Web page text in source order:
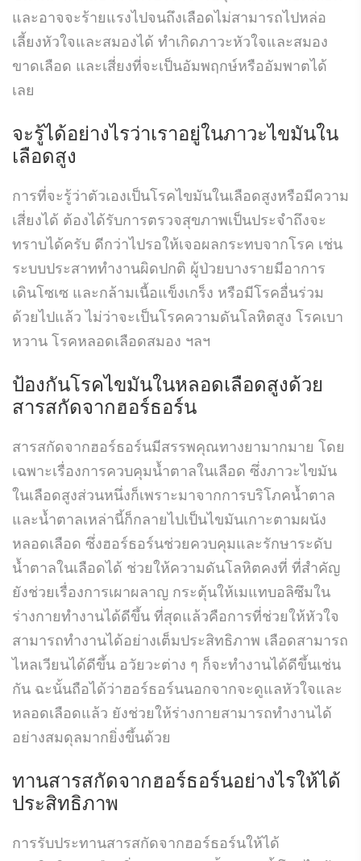
และอาจจะร้ายแรงไปจนถึงเลือดไม่สามารถไปหล่อ
เลี้ยงหัวใจและสมองได้ ทำเกิดภาวะหัวใจและสมอง
ขาดเลือด และเสี่ยงที่จะเป็นอัมพฤกษ์หรืออัมพาตได้
เลย
จะรู้ได้อย่างไรว่าเราอยู่ในภาวะไขมันใน
เลือดสูง
การที่จะรู้ว่าตัวเองเป็นโรคไขมันในเลือดสูงหรือมีความ
เสี่ยงได้ ต้องได้รับการตรวจสุขภาพเป็นประจำถึงจะ
ทราบได้ครับ ดีกว่าไปรอให้เจอผลกระทบจากโรค เช่น
ระบบประสาททำงานผิดปกติ ผู้ป่วยบางรายมีอาการ
เดินโซเซ และกล้ามเนื้อแข็งเกร็ง หรือมีโรคอื่นร่วม
ด้วยไปแล้ว ไม่ว่าจะเป็นโรคความดันโลหิตสูง โรคเบา
หวาน โรคหลอดเลือดสมอง ฯลฯ
ป้องกันโรคไขมันในหลอดเลือดสูงด้วย
สารสกัดจากฮอร์ธอร์น
สารสกัดจากฮอร์ธอร์นมีสรรพคุณทางยามากมาย โดย
เฉพาะเรื่องการควบคุมน้ำตาลในเลือด ซึ่งภาวะไขมัน
ในเลือดสูงส่วนหนึ่งก็เพราะมาจากการบริโภคน้ำตาล
และน้ำตาลเหล่านี้ก็กลายไปเป็นไขมันเกาะตามผนัง
หลอดเลือด ซึ่งฮอร์ธอร์นช่วยควบคุมและรักษาระดับ
น้ำตาลในเลือดได้ ช่วยให้ความดันโลหิตคงที่ ที่สำคัญ
ยังช่วยเรื่องการเผาผลาญ กระตุ้นให้เมแทบอลิซึมใน
ร่างกายทำงานได้ดีขึ้น ที่สุดแล้วคือการที่ช่วยให้หัวใจ
สามารถทำงานได้อย่างเต็มประสิทธิภาพ เลือดสามารถ
ไหลเวียนได้ดีขึ้น อวัยวะต่าง ๆ ก็จะทำงานได้ดีขึ้นเช่น
กัน ฉะนั้นถือได้ว่าฮอร์ธอร์นนอกจากจะดูแลหัวใจและ
หลอดเลือดแล้ว ยังช่วยให้ร่างกายสามารถทำงานได้
อย่างสมดุลมากยิ่งขึ้นด้วย
ทานสารสกัดจากฮอร์ธอร์นอย่างไรให้ได้
ประสิทธิภาพ
การรับประทานสารสกัดจากฮอร์ธอร์นให้ได้